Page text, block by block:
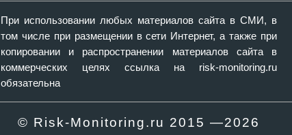
При использовании любых материалов сайта в СМИ, в
том числе при размещении в сети Интернет, а также при
копировании и распространении материалов сайта в
коммерческих целях ссылка на risk-monitoring.ru
обязательна
© Risk-Monitoring.ru 2015 —2026